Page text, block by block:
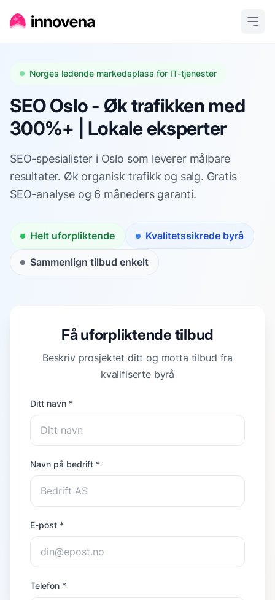
Norges ledende markedsplass for IT-tjenester
SEO Oslo - Øk trafikken med
300%+ | Lokale eksperter
SEO-spesialister i Oslo som leverer målbare
resultater. Øk organisk trafikk og salg. Gratis
SEO-analyse og 6 måneders garanti.
Helt uforpliktende Kvalitetssikrede byrå
Sammenlign tilbud enkelt
Få uforpliktende tilbud
Beskriv prosjektet ditt og motta tilbud fra
kvalifiserte byrå
Ditt navn *
Navn på bedrift *
E-post *
Telefon *